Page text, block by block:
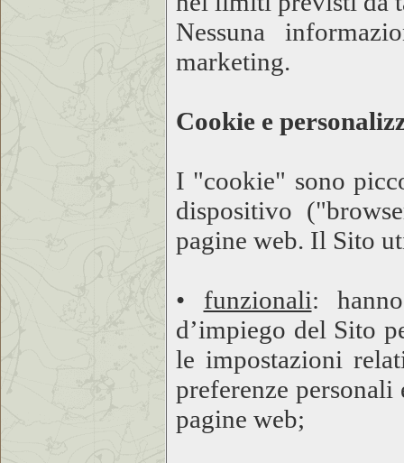
Nessuna
marketing.
Cookie e
I "cookie" sono
dispositivo
pagine web. Il Sito
• funzionali:
d’impiego del Sito
le impostazioni
preferenze
pagine web;